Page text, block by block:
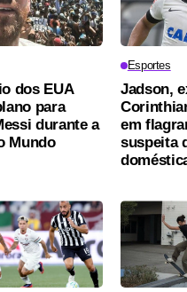
dos EUA
para
durante a
Mundo
Esportes
Jadson,
em
suspeita